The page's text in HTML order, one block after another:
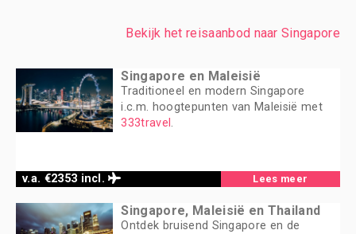
Bekijk het reisaanbod naar Singapore
v.a. €2353 incl.
Singapore en Maleisië
Traditioneel en modern Singapore
i.c.m. hoogtepunten van Maleisië met
333travel.
Lees meer
Singapore, Maleisië en Thailand
Ontdek bruisend Singapore en de